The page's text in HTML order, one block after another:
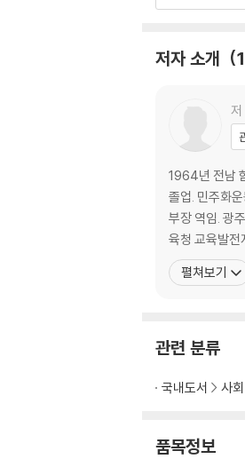
새벽에 일어나믄
쌀을 그놈만 갖
사람의 어려움
대접받을 때도
숙직실에서 괘
아버지의 실루엣
밥먹고 책 봐라
살이 되는 독서,
공부의 왕도 50
지서에 잡혀간 친
해가 지면 불안
함평에서 광주까
저자 소개 1
저
1964년 전남
졸업. 민주화
부장 역임. 광
육청 교육발전
펼쳐보기
관련 분류
국내도서 사
품목정보